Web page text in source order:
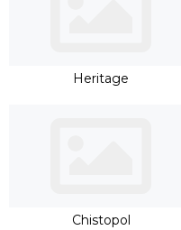
Heritage
Chistopol